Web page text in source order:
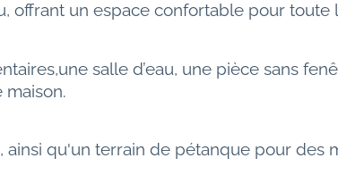
offrant un espace confortable pour toute
salle d’eau, une pièce sans
qu'un terrain de pétanque pour des